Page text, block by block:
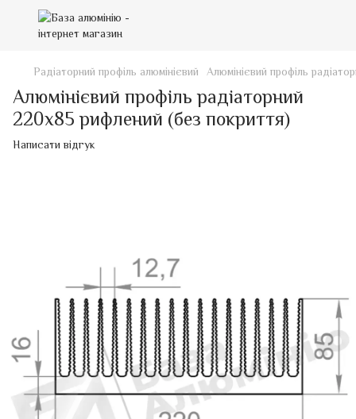
Радіаторний профіль алюмінієвий Алюмінієвий профіль
Алюмінієвий профіль радіаторний
220х85 рифлений (без покриття)
Написати відгук